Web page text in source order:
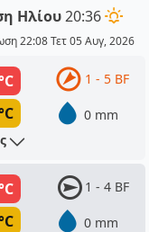
Ηλίου20:36
22:08 Τετ 05 Αυγ, 2026
1 - 5 BF
0 mm
1 - 4 BF
0 mm